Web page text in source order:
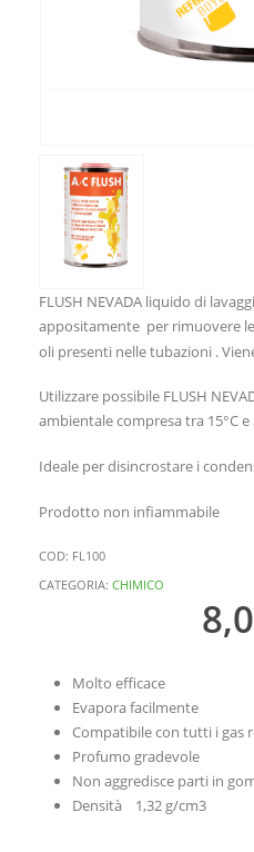
FLUSH NEVADA liquido di
appositamente per rimuovere
oli presenti nelle tubazioni .
Utilizzare possibile FLUSH
ambientale compresa tra 15°C e
Ideale per disincrostare i
Prodotto non infiammabile
COD: FL100
CATEGORIA: CHIMICO
Molto efficace
Evapora facilmente
Compatibile con tutti i gas
Profumo gradevole
Non aggredisce parti in
Densità 1,32 g/cm3